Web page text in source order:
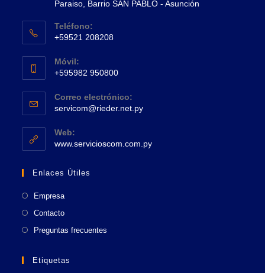
Paraiso, Barrio SAN PABLO - Asunción
abre
una
nueva
Teléfono:
+59521 208208
abre
en
tu
aplicación
Móvil:
+595982 950800
abre
en
tu
aplicación
Correo electrónico:
servicom@rieder.net.pySe
aplicación
Web:
www.servicioscom.com.pySe
Enlaces Útiles
Empresa
Contacto
Preguntas frecuentes
Etiquetas